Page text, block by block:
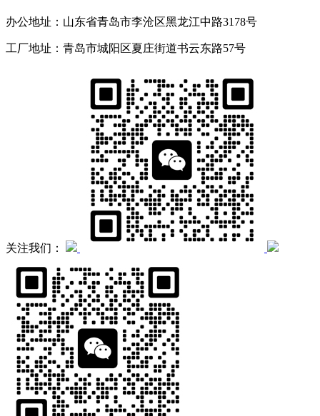
办公地址：山东省青岛市李沧区黑龙江中路3178号
工厂地址：青岛市城阳区夏庄街道书云东路57号
关注我们：